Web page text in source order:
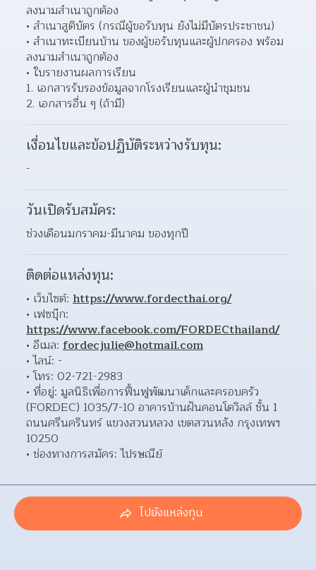
ลงนามสำเนาถูกต้อง
สำเนาสูติบัตร (กรณีผู้ขอรับทุน ยังไม่มีบัตรประชาชน)
สำเนาทะเบียนบ้าน ของผู้ขอรับทุนและผู้ปกครอง พร้อม
ลงนามสำเนาถูกต้อง
ใบรายงานผลการเรียน
เอกสารรับรองข้อมูลจากโรงเรียนและผู้นำชุมชน
เอกสารอื่น ๆ (ถ้ามี)
เงื่อนไขและข้อปฏิบัติระหว่างรับทุน:
-
วันเปิดรับสมัคร:
ช่วงเดือนมกราคม-มีนาคม ของทุกปี
ติดต่อแหล่งทุน:
เว็บไซต์: https://www.fordecthai.org/
https://www.facebook.com/FORDECthailand/
อีเมล: fordecjulie@hotmail.com
ไลน์: -
โทร: 02-721-2983
ที่อยู่: มูลนิธิเพื่อการฟื้นฟูพัฒนาเด็กและครอบครัว
(FORDEC) 1035/7-10 อาคารบ้านฝันคอนโดวิลล์ ชั้น 1
ถนนศรีนครินทร์ แขวงสวนหลวง เขตสวนหลัง กรุงเทพฯ
10250
ช่องทางการสมัคร: ไปรษณีย์
ไปยังแหล่งทุน